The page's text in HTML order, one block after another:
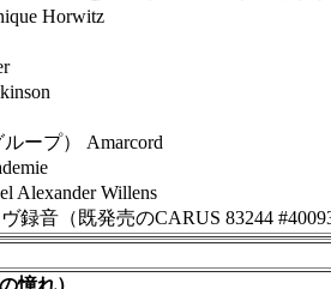
Horwitz
ープ） Amarcord
Willens
（既発売のCARUS 83244